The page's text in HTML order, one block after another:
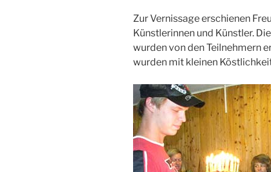
Zur Vernissage erschienen
Künstlerinnen und Künstler.
wurden von den Teilnehmern
wurden mit kleinen